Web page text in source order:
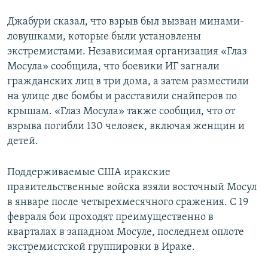
Джабури сказал, что взрыв был вызван минами-
ловушками, которые были установлены
экстремистами. Независимая организация «Глаз
Мосула» сообщила, что боевики ИГ загнали
гражданских лиц в три дома, а затем разместили
на улице две бомбы и расставили снайперов по
крышам. «Глаз Мосула» также сообщил, что от
взрыва погибли 130 человек, включая женщин и
детей.
Поддерживаемые США иракские
правительственные войска взяли восточный Мосул
в январе после четырехмесячного сражения. С 19
февраля бои проходят преимущественно в
кварталах в западном Мосуле, последнем оплоте
экстремистской группировки в Ираке.